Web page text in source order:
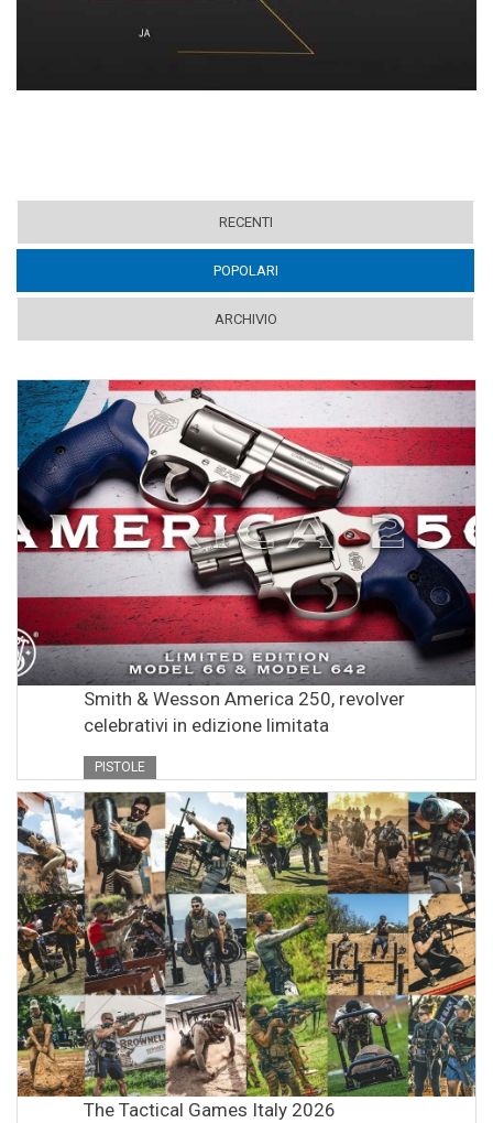
RECENTI
POPOLARI
ARCHIVIO
Smith & Wesson America 250, revolver
celebrativi in edizione limitata
PISTOLE
The Tactical Games Italy 2026